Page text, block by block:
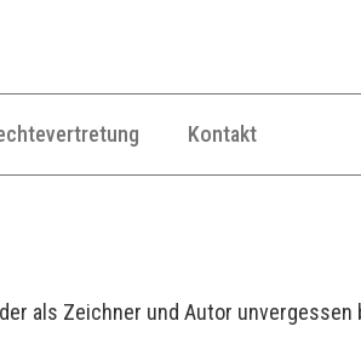
Kontakt
als Zeichner und Autor unvergessen